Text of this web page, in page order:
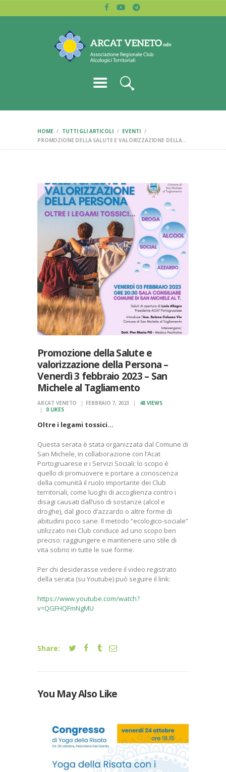
HOME TUTTI GLI ARTICOLI
EVENTI
PROMOZIONE DELLA SALUTE E VALORIZZAZIONE DELLA...
Associazione regionale dei club alcologici
CHI SIAMO
BLOG
LETTURE
CERCA CLUB
Promozione della Salute e
valorizzazione della Persona –
Venerdì 3 febbraio 2023 – San
Michele al Tagliamento
ARCAT VENETO FEBBRAIO 7, 2023 48 VIEWS
0 LIKES
Oltre i legami tossici…
Questa serata è stata organizzata dal Comune di
San Michele, in collaborazione con l’Acat
Portogruarese e i Servizi Sociali; lo scopo è
quello di promuovere e portare a conoscenza
della comunità il ruolo importante dei Club
territoriali, come luoghi di accoglienza contro i
disagi causati dall’uso di sostanze (alcol e
droghe), dal gioco d’azzardo o altre forme di
abitudini poco sane. Il metodo “ecologico-sociale”
utilizzato nei Club conduce ad uno scopo ben
preciso: raggiungere e mantenere uno stile di
vita sobrio in tutte le sue forme.
Per chi desiderasse vedere il video registrato
della serata (su Youtube) può seguire il link:
https://www.youtube.com/watch?
v=QGFHQFmNgMU
Share:
You May Also Like